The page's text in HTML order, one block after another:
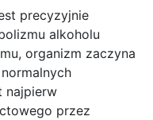
precyzyjnie
alkoholu
organizm zaczyna
najpierw
przez